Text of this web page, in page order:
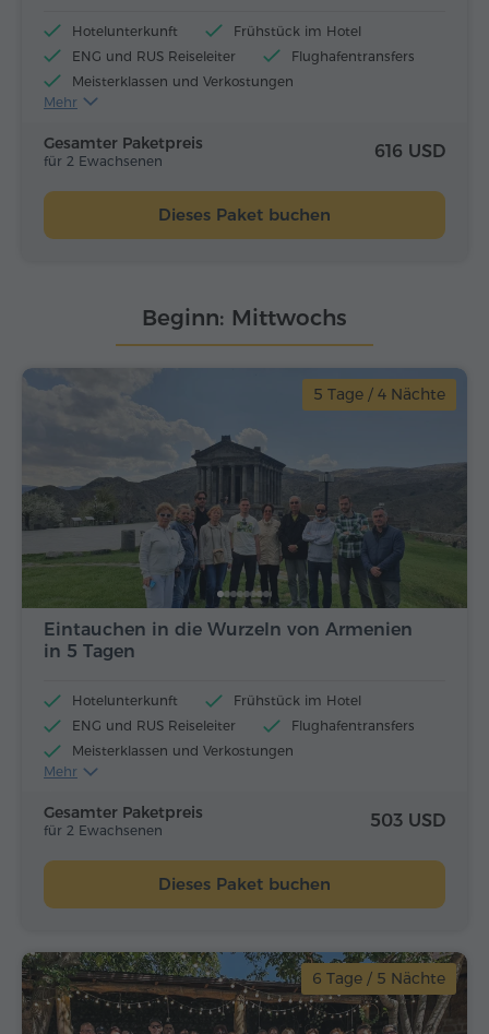
Hotelunterkunft
Frühstück im Hotel
ENG und RUS Reiseleiter
Flughafentransfers
Meisterklassen und Verkostungen
Flugtickets
Mehr
Gesamter Paketpreis
für 2 Ewachsenen 616 USD
Dieses Paket buchen
Beginn: Mittwochs
5 Tage / 4 Nächte
Eintauchen in die Wurzeln von Armenien
in 5 Tagen
Hotelunterkunft
Frühstück im Hotel
ENG und RUS Reiseleiter
Flughafentransfers
Meisterklassen und Verkostungen
Flugtickets
Mehr
Gesamter Paketpreis
für 2 Ewachsenen 503 USD
Dieses Paket buchen
6 Tage / 5 Nächte